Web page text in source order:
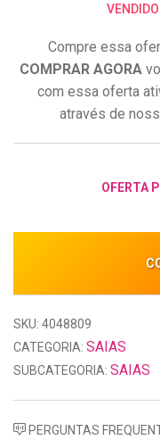
Compre essa
COMPRAR AGORA
com essa oferta
através de
OFERTA
SKU: 4048809
CATEGORIA: SAIAS
SUBCATEGORIA: SAIAS
PERGUNTAS